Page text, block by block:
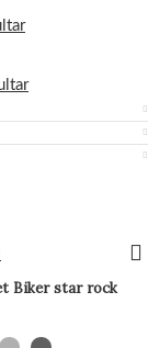
Biker star rock